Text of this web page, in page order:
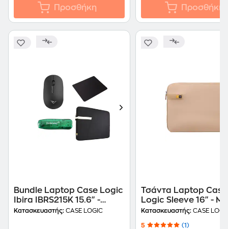
Προσθήκη Προσθήκη
Bundle Laptop Case Logic
Ibira IBRS215K 15.6" -
Μαύρο + Intenso Rainbow
Κατασκευαστής: CASE LOGIC
Τσάντα Laptop Case
Logic Sleeve 16" -
Κατασκευαστής: CASE
5 (1)